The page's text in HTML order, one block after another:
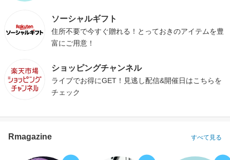
ソーシャルギフト
住所不要で今すぐ贈れる！とっておきのアイテムを豊
富にご用意！
ショッピングチャンネル
ライブでお得にGET！見逃し配信&開催日はこちらを
チェック
Rmagazine すべて見る